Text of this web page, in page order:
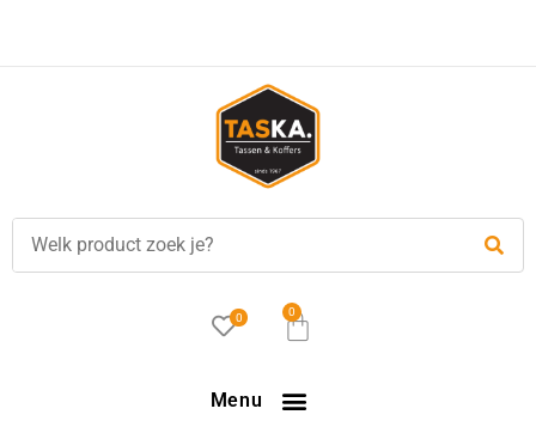
besteld, is vandaag verzonden!
0 0
Menu